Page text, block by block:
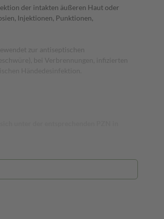
der intakten äußeren Haut oder
Injektionen, Punktionen,
zur antiseptischen
bei Verbrennungen, infizierten